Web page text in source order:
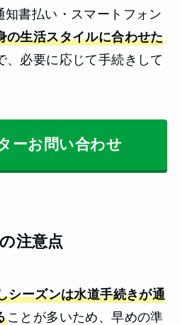
書払い・スマートフォン
の生活スタイルに合わせた
、必要に応じて手続きして
ーお問い合わせ
注意点
シーズンは水道手続きが通
ことが多いため、早めの準